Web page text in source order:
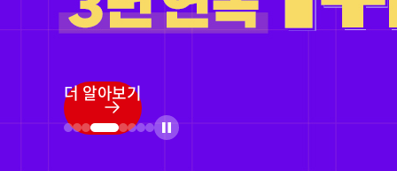
정품등록 프로모
더 알아보기